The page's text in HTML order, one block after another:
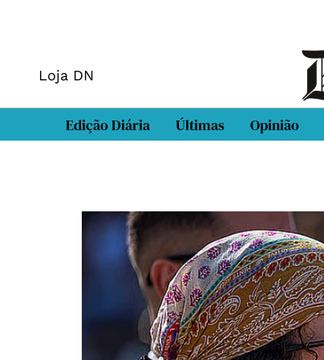
Loja DN
Edição Diária Últimas Opinião